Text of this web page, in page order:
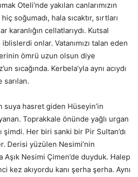
Oteli‘nde yakılan canlarımızın
soğumadı, hala sıcaktır, sırtları
karanlığın cellatlarıydı. Kutsal
onlar. Vatanımızı talan eden
ömrü uzun olsun diye
sıcağında. Kerbela’yla aynı acıydı
sarılan.
suya hasret giden Hüseyin’in
Toprakkale önünde yağlı urgan
Her biri sanki bir Pir Sultan’dı
Derisi yüzülen Nesimi’nin
Aşık Nesimi Çimen’de duyduk. Halep
kez akıyordu kanı şerha şerha. Aynı